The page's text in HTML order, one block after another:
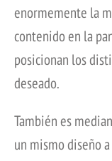
enormemente la
contenido en la
posicionan los
deseado.
También es
un mismo diseño